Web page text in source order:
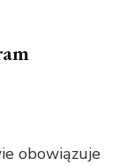
obowiązuje